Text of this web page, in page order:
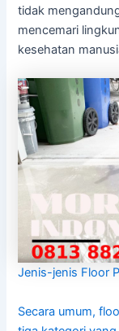
tidak
mencemari
kesehatan
Jenis-jenis Floor
Secara umum,